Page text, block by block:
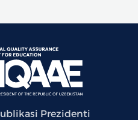
Prezidenti